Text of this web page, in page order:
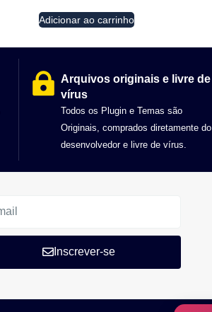
Adicionar ao carrinho
Arquivos originais e livre de
vírus
Todos os Plugin e Temas são
Originais, comprados diretamente do
desenvolvedor e livre de vírus.
Inscrever-se